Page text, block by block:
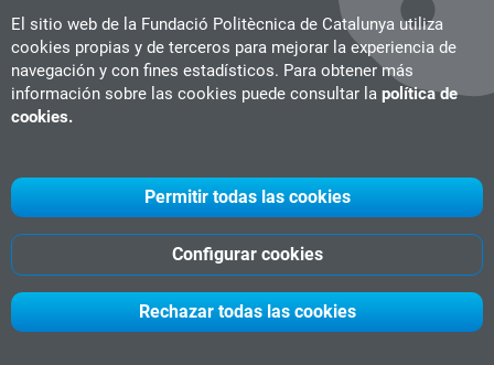
El sitio web de la Fundació Politècnica de Catalunya utiliza
cookies propias y de terceros para mejorar la experiencia de
navegación y con fines estadísticos. Para obtener más
información sobre las cookies puede consultar la política de
cookies.
Rechazar todas las cookies
Configurar cookies
Permitir todas las cookies